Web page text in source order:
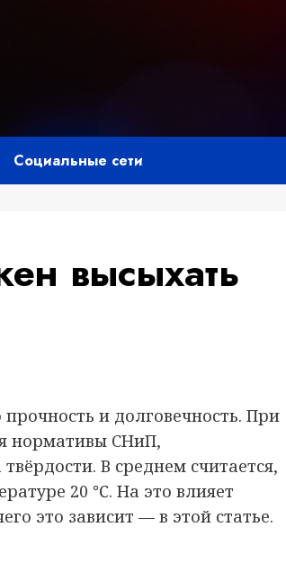
Социальные сети
высыхать
и долговечность. При
нормативы СНиП,
В среднем считается,
20 ℃. На это влияет
это зависит — в этой статье.